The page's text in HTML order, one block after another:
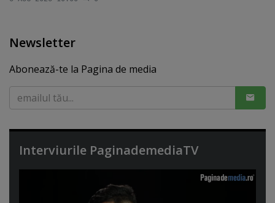
Newsletter
Abonează-te la Pagina de media
Interviurile PaginademediaTV